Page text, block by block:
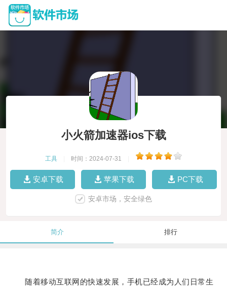
小火箭加速器ios下载
工具 时间：2024-07-31
安卓下载 苹果下载 PC下载
安卓市场，安全绿色
简介 排行
随着移动互联网的快速发展，手机已经成为人们日常生